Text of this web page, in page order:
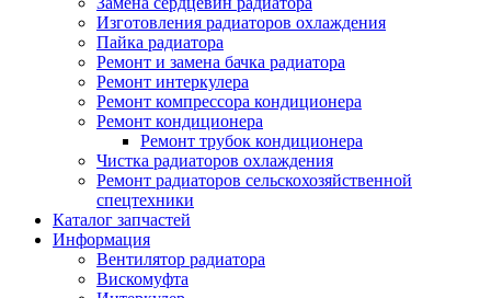
Изготовления радиаторов охлаждения
Пайка радиатора
Ремонт и замена бачка радиатора
Ремонт интеркулера
Ремонт компрессора кондиционера
Ремонт кондиционера
Ремонт трубок кондиционера
Чистка радиаторов охлаждения
Ремонт радиаторов сельскохозяйственной
спецтехники
Каталог запчастей
Информация
Вентилятор радиатора
Вискомуфта